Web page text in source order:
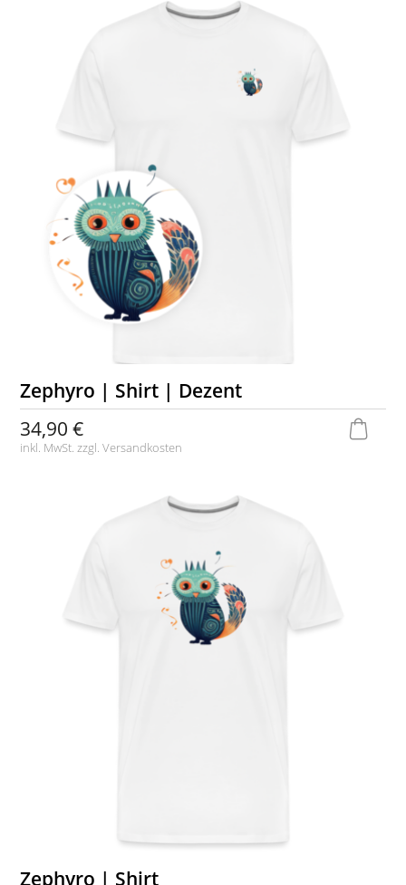
Zephyro | Shirt | Dezent
34,90 €
inkl. MwSt. zzgl.Versandkosten
Zephyro | Shirt